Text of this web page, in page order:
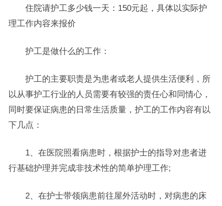
住院请护工多少钱一天：150元起，具体以实际护
理工作内容来报价
护工是做什么的工作：
护工的主要职责是为患者或老人提供生活便利，所
以从事护工行业的人员需要有较强的责任心和同情心，
同时要保证病患的日常生活质量，护工的工作内容有以
下几点：
1、在医院照看病患时，根据护士的指导对患者进
行基础护理并完成非技术性的简单护理工作;
2、在护士带领病患前往屋外活动时，对病患的床